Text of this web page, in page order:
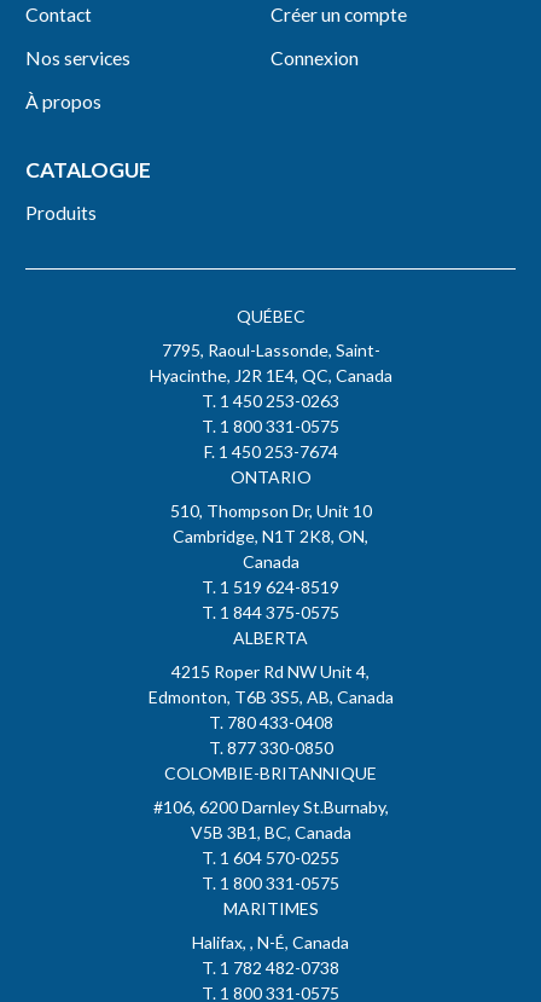
QUÉBEC
7795, Raoul-Lassonde, Saint-
Hyacinthe, J2R 1E4, QC, Canada
T. 1 450 253-0263
T. 1 800 331-0575
F. 1 450 253-7674
ONTARIO
510, Thompson Dr, Unit 10
Cambridge, N1T 2K8, ON,
Canada
T. 1 519 624-8519
T. 1 844 375-0575
ALBERTA
4215 Roper Rd NW Unit 4,
Edmonton, T6B 3S5, AB, Canada
T. 780 433-0408
T. 877 330-0850
COLOMBIE-BRITANNIQUE
#106, 6200 Darnley St.Burnaby,
V5B 3B1, BC, Canada
T. 1 604 570-0255
T. 1 800 331-0575
MARITIMES
Halifax, , N-É, Canada
T. 1 782 482-0738
T. 1 800 331-0575
Contact
Nos services
À propos
Créer un compte
Connexion
CATALOGUE
Produits